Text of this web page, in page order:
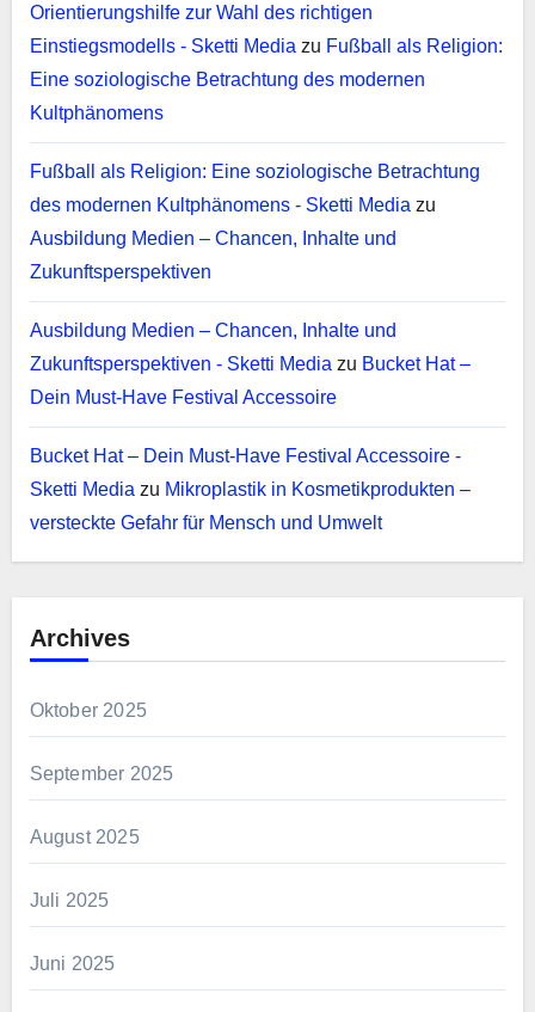
Orientierungshilfe zur Wahl des richtigen
Einstiegsmodells - Sketti Media zu Fußball als Religion:
Eine soziologische Betrachtung des modernen
Kultphänomens
Fußball als Religion: Eine soziologische Betrachtung
des modernen Kultphänomens - Sketti Media zu
Ausbildung Medien – Chancen, Inhalte und
Zukunftsperspektiven
Ausbildung Medien – Chancen, Inhalte und
Zukunftsperspektiven - Sketti Media zu Bucket Hat –
Dein Must-Have Festival Accessoire
Bucket Hat – Dein Must-Have Festival Accessoire -
Sketti Media zu Mikroplastik in Kosmetikprodukten –
versteckte Gefahr für Mensch und Umwelt
Archives
Oktober 2025
September 2025
August 2025
Juli 2025
Juni 2025